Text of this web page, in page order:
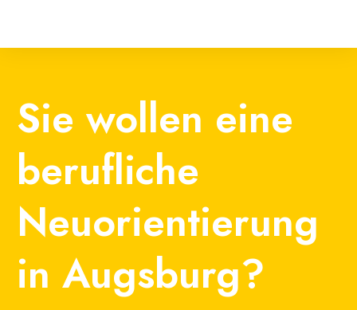
Sie wollen eine
berufliche
Neuorientierung
in Augsburg?